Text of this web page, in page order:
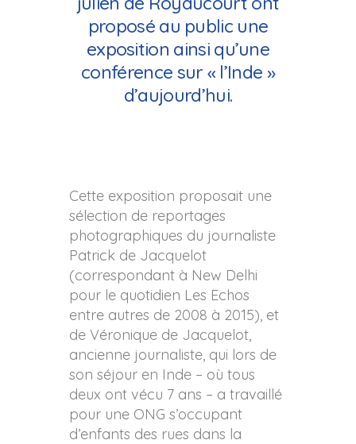
proposé au public une
exposition ainsi qu’une
conférence sur « l’Inde »
d’aujourd’hui.
Cette exposition proposait une
sélection de reportages
photographiques du journaliste
Patrick de Jacquelot
(correspondant à New Delhi
pour le quotidien Les Echos
entre autres de 2008 à 2015), et
de Véronique de Jacquelot,
ancienne journaliste, qui lors de
son séjour en Inde – où tous
deux ont vécu 7 ans – a travaillé
pour une ONG s’occupant
d’enfants des rues dans la